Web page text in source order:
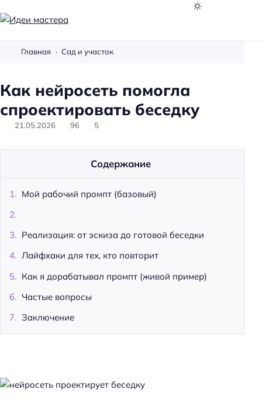
м
с
Главная Сад и участок
Как нейросеть помогла
спроектировать беседку
21.05.2026 96 5
Содержание
Мой рабочий промпт (базовый)
Реализация: от эскиза до готовой беседки
Лайфхаки для тех, кто повторит
Как я дорабатывал промпт (живой пример)
Частые вопросы
Заключение